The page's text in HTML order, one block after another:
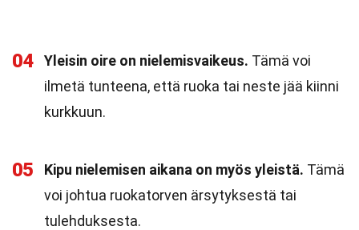
04 Yleisin oire on nielemisvaikeus. Tämä voi
ilmetä tunteena, että ruoka tai neste jää kiinni
kurkkuun.
05 Kipu nielemisen aikana on myös yleistä. Tämä
voi johtua ruokatorven ärsytyksestä tai
tulehduksesta.